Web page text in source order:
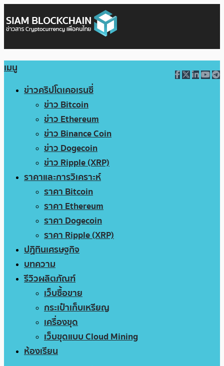
เมนู
ข่าวคริปโตเคอเรนซี่
ข่าว Bitcoin
ข่าว Ethereum
ข่าว Binance Coin
ข่าว Dogecoin
ข่าว Ripple (XRP)
ราคาและการวิเคราะห์
ราคา Bitcoin
ราคา Ethereum
ราคา Dogecoin
ราคา Ripple (XRP)
ปฏิทินเศรษฐกิจ
บทความ
รีวิวผลิตภัณฑ์
เว็บซื้อขาย
กระเป๋าเก็บเหรียญ
เครื่องขุด
เว็บขุดแบบ Cloud Mining
ห้องเรียน